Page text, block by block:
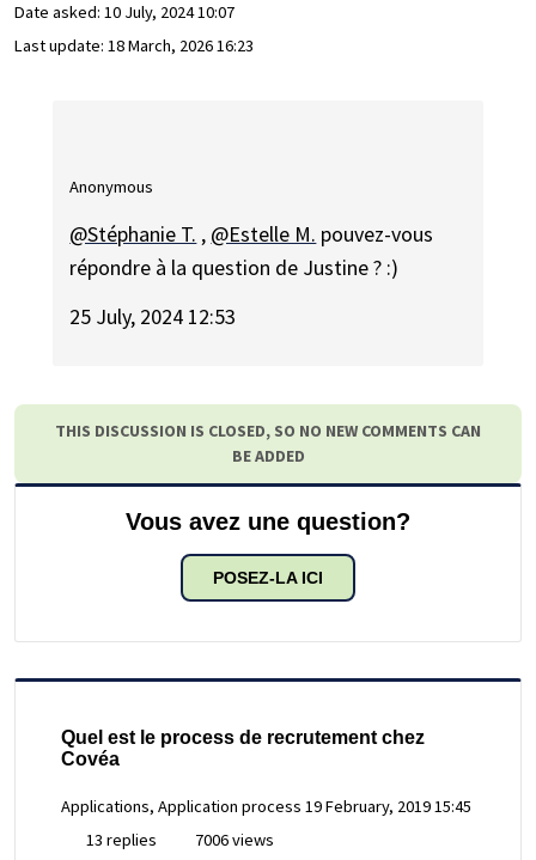
Date asked: 10 July, 2024 10:07
Last update: 18 March, 2026 16:23
Anonymous
@Stéphanie T. , @Estelle M. pouvez-vous
répondre à la question de Justine ? :)
25 July, 2024 12:53
THIS DISCUSSION IS CLOSED, SO NO NEW COMMENTS CAN
BE ADDED
Vous avez une question?
POSEZ-LA ICI
Quel est le process de recrutement chez
Covéa
Applications, Application process 19 February, 2019 15:45
13 replies
7006 views